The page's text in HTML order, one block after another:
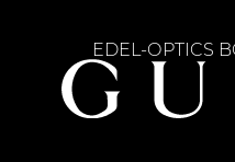
EDEL-OPTICS